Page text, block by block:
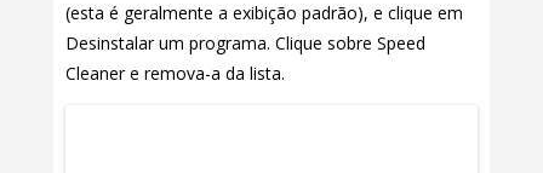
(esta é geralmente a exibição padrão), e clique em
Desinstalar um programa. Clique sobre Speed
Cleaner e remova-a da lista.